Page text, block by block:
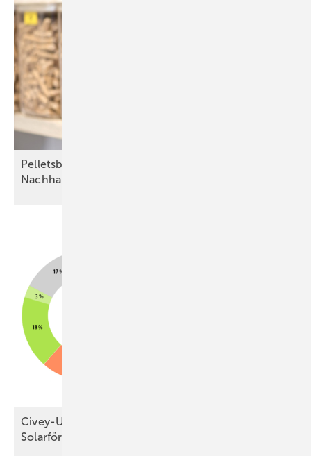
Pelletsbranche streitet über
Nachhaltigkeitssiegel
Civey-Umfrage: Klare Mehrheit für Erhalt der
Solarförderung